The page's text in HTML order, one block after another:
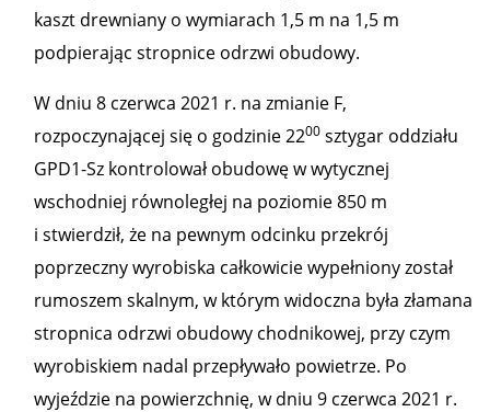
kaszt drewniany o wymiarach 1,5 m na 1,5 m
podpierając stropnice odrzwi obudowy.
W dniu 8 czerwca 2021 r. na zmianie F,
rozpoczynającej się o godzinie 2200 sztygar oddziału
GPD1-Sz kontrolował obudowę w wytycznej
wschodniej równoległej na poziomie 850 m
i stwierdził, że na pewnym odcinku przekrój
poprzeczny wyrobiska całkowicie wypełniony został
rumoszem skalnym, w którym widoczna była złamana
stropnica odrzwi obudowy chodnikowej, przy czym
wyrobiskiem nadal przepływało powietrze. Po
wyjeździe na powierzchnię, w dniu 9 czerwca 2021 r.